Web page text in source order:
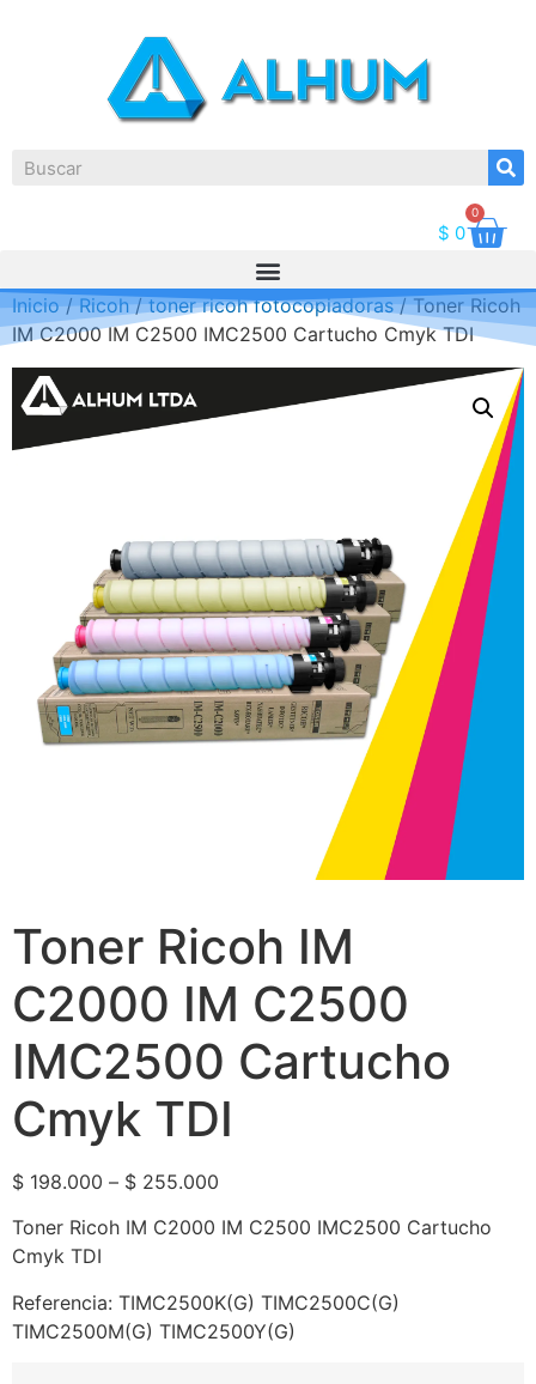
$ 0
0
Inicio/Ricoh/toner ricoh fotocopiadoras/ Toner Ricoh
IM C2000 IM C2500 IMC2500 Cartucho Cmyk TDI
Toner Ricoh IM
C2000 IM C2500
IMC2500 Cartucho
Cmyk TDI
$ 198.000 – $ 255.000
Toner Ricoh IM C2000 IM C2500 IMC2500 Cartucho
Cmyk TDI
Referencia: TIMC2500K(G) TIMC2500C(G)
TIMC2500M(G) TIMC2500Y(G)